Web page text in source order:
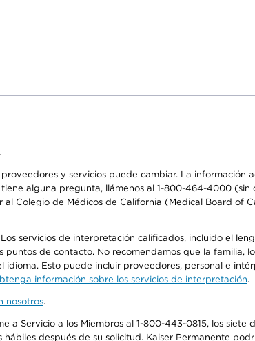
y servicios puede cambiar. La información
alguna pregunta, llámenos al 1-800-464-4000 (sin
al Colegio de Médicos de California (Medical Board of
servicios de interpretación calificados, incluido el
de contacto. No recomendamos que la familia,
Esto puede incluir proveedores, personal e
información sobre los servicios de interpretación.
nosotros.
Servicio a los Miembros al 1-800-443-0815, los siete
después de su solicitud. Kaiser Permanente